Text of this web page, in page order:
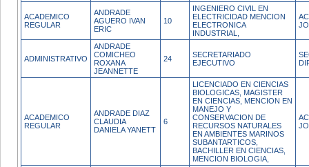
ACADEMICO
REGULAR
ANDRADE
AGUERO IVAN
ERIC
10
INGENIERO CIVIL EN
ELECTRICIDAD MENCION
ELECTRONICA
INDUSTRIAL,
ADMINISTRATIVO
ANDRADE
COMICHEO
ROXANA
JEANNETTE
24
SECRETARIADO
EJECUTIVO
ACADEMICO
REGULAR
ANDRADE DIAZ
CLAUDIA
DANIELA YANETT
6
LICENCIADO EN CIENCIAS
BIOLOGICAS, MAGISTER
EN CIENCIAS, MENCION EN
MANEJO Y
CONSERVACION DE
RECURSOS NATURALES
EN AMBIENTES MARINOS
SUBANTARTICOS,
BACHILLER EN CIENCIAS,
MENCION BIOLOGIA,